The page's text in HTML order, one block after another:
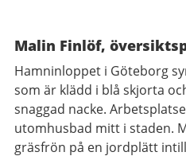
Malin Finlöf,
Hamninloppet i Göteborg
som är klädd i blå skjorta
snaggad nacke.
utomhusbad mitt i staden.
gräsfrön på en jordplätt